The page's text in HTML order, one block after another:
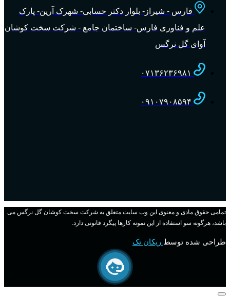
فارس - شیراز- بلوار دکتر حسابی- شهرک آرین- پارک
علم و فناوری فارس- ساختمان جامع - شرکت سخت کوشان
آوای گل نرگس
۰۷۱۳۶۲۳۶۹۸۱
۰۹۱۰۷۹۰۸۵۹۴
تمامی حقوق مادی و معنوی این وب سایت متعلق به شرکت سخت کوشان گل نرگس می
باشد، هرگونه سو استفاده از این نمونه کارها پیگرد قانونی دارد.
طراحی شده توسط ریکان تک